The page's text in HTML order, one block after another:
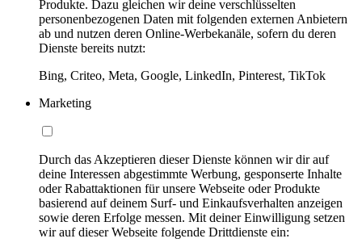
Produkte. Dazu gleichen wir deine verschlüsselten
personenbezogenen Daten mit folgenden externen Anbietern
ab und nutzen deren Online-Werbekanäle, sofern du deren
Dienste bereits nutzt:
Bing, Criteo, Meta, Google, LinkedIn, Pinterest, TikTok
Marketing
Durch das Akzeptieren dieser Dienste können wir dir auf
deine Interessen abgestimmte Werbung, gesponserte Inhalte
oder Rabattaktionen für unsere Webseite oder Produkte
basierend auf deinem Surf- und Einkaufsverhalten anzeigen
sowie deren Erfolge messen. Mit deiner Einwilligung setzen
wir auf dieser Webseite folgende Drittdienste ein: